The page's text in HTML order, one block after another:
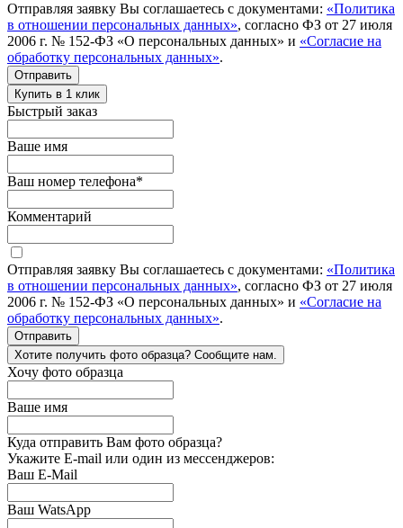
Отправляя заявку Вы соглашаетесь с документами: «Политика
в отношении персональных данных», согласно ФЗ от 27 июля
2006 г. № 152-ФЗ «О персональных данных» и «Согласие на
обработку персональных данных».
Отправить
Купить в 1 клик
Быстрый заказ
Ваше имя
Ваш номер телефона*
Комментарий
Отправляя заявку Вы соглашаетесь с документами: «Политика
в отношении персональных данных», согласно ФЗ от 27 июля
2006 г. № 152-ФЗ «О персональных данных» и «Согласие на
обработку персональных данных».
Отправить
Хотите получить фото образца? Сообщите нам.
Хочу фото образца
Ваше имя
Куда отправить Вам фото образца?
Укажите E-mail или один из мессенджеров:
Ваш E-Mail
Ваш WatsApp